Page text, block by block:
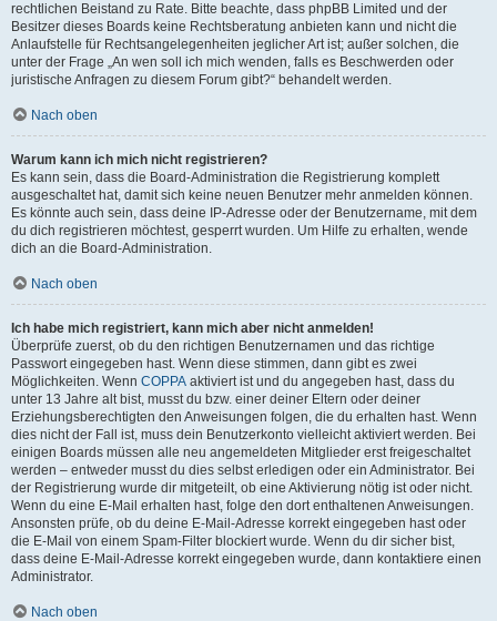
rechtlichen Beistand zu Rate. Bitte beachte, dass phpBB Limited und der
Besitzer dieses Boards keine Rechtsberatung anbieten kann und nicht die
Anlaufstelle für Rechtsangelegenheiten jeglicher Art ist; außer solchen, die
unter der Frage „An wen soll ich mich wenden, falls es Beschwerden oder
juristische Anfragen zu diesem Forum gibt?“ behandelt werden.
Nach oben
Warum kann ich mich nicht registrieren?
Es kann sein, dass die Board-Administration die Registrierung komplett
ausgeschaltet hat, damit sich keine neuen Benutzer mehr anmelden können.
Es könnte auch sein, dass deine IP-Adresse oder der Benutzername, mit dem
du dich registrieren möchtest, gesperrt wurden. Um Hilfe zu erhalten, wende
dich an die Board-Administration.
Nach oben
Ich habe mich registriert, kann mich aber nicht anmelden!
Überprüfe zuerst, ob du den richtigen Benutzernamen und das richtige
Passwort eingegeben hast. Wenn diese stimmen, dann gibt es zwei
Möglichkeiten. Wenn COPPA aktiviert ist und du angegeben hast, dass du
unter 13 Jahre alt bist, musst du bzw. einer deiner Eltern oder deiner
Erziehungsberechtigten den Anweisungen folgen, die du erhalten hast. Wenn
dies nicht der Fall ist, muss dein Benutzerkonto vielleicht aktiviert werden. Bei
einigen Boards müssen alle neu angemeldeten Mitglieder erst freigeschaltet
werden – entweder musst du dies selbst erledigen oder ein Administrator. Bei
der Registrierung wurde dir mitgeteilt, ob eine Aktivierung nötig ist oder nicht.
Wenn du eine E-Mail erhalten hast, folge den dort enthaltenen Anweisungen.
Ansonsten prüfe, ob du deine E-Mail-Adresse korrekt eingegeben hast oder
die E-Mail von einem Spam-Filter blockiert wurde. Wenn du dir sicher bist,
dass deine E-Mail-Adresse korrekt eingegeben wurde, dann kontaktiere einen
Administrator.
Nach oben